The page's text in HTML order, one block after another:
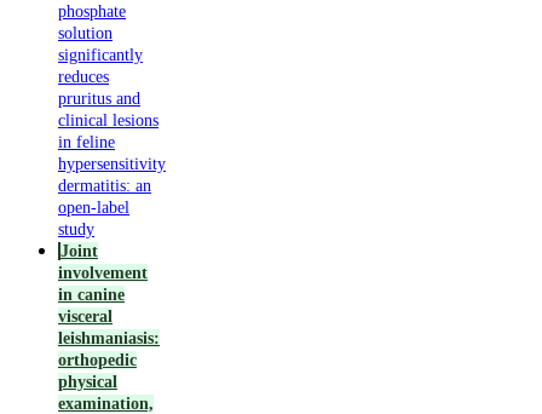
phosphate
solution
significantly
reduces
pruritus and
clinical lesions
in feline
hypersensitivity
dermatitis: an
open-label
study
Joint
involvement
in canine
visceral
leishmaniasis:
orthopedic
physical
examination,